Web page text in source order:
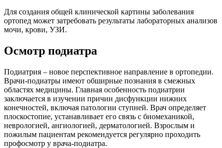
Для создания общей клинической картины заболевания
ортопед может затребовать результаты лабораторных анализов
мочи, крови, УЗИ.
Осмотр подиатра
Подиатрия – новое перспективное направление в ортопедии.
Врачи-подиатры имеют обширные познания в смежных
областях медицины. Главная особенность подиатрии
заключается в изучении причин дисфункции нижних
конечностей, включая патологии ступней. Врач определяет
плоскостопие, устанавливает его связь с биомеханикой,
неврологией, ангиологией, дерматологией. Взрослым и
пожилым пациентам рекомендуется регулярно проходить
профосмотр у врача-подиатра.